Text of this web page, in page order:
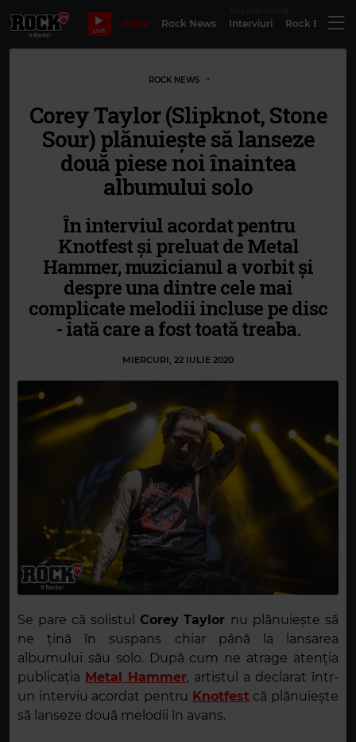
LIVE
Bilete Rock News Interviuri Rock
ROCK NEWS
Corey Taylor (Slipknot, Stone
Sour) plănuiește să lanseze
două piese noi înaintea
albumului solo
În interviul acordat pentru
Knotfest și preluat de Metal
Hammer, muzicianul a vorbit și
despre una dintre cele mai
complicate melodii incluse pe disc
- iată care a fost toată treaba.
MIERCURI, 22 IULIE 2020
Se pare că solistul Corey Taylor nu plănuiește să
ne țină în suspans chiar până la lansarea
albumului său solo. După cum ne atrage atenția
publicația Metal Hammer, artistul a declarat într-
un interviu acordat pentru Knotfestcă plănuiește
să lanseze două melodii în avans.